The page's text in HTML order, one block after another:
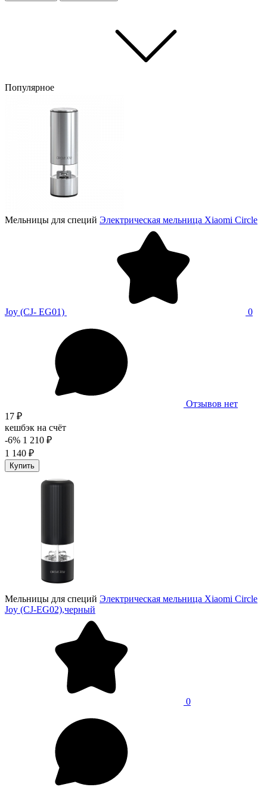
Популярное
Мельницы для специй Электрическая мельница Xiaomi Circle
Joy (CJ- EG01) 0
Отзывов нет
17 ₽
кешбэк на счёт
-6% 1 210 ₽
1 140 ₽
Купить
Мельницы для специй Электрическая мельница Xiaomi Circle
Joy (CJ-EG02),черный
0